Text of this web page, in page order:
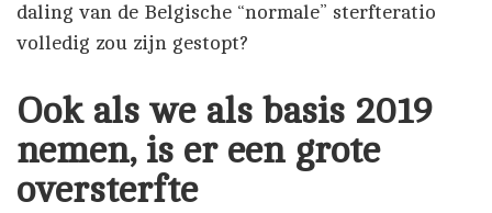
daling van de Belgische “normale” sterfteratio
volledig zou zijn gestopt?
Ook als we als basis 2019
nemen, is er een grote
oversterfte